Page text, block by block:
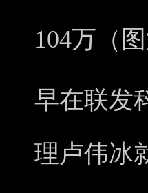
104万（
早在联发
理卢伟冰